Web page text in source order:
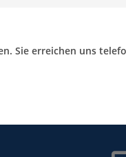
Sie erreichen uns